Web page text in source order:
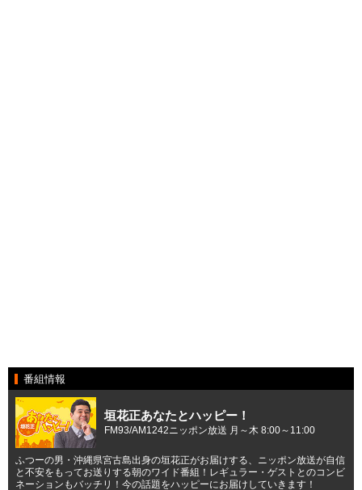
番組情報
垣花正あなたとハッピー！
FM93/AM1242ニッポン放送 月～木 8:00～11:00
ふつーの男・沖縄県宮古島出身の垣花正がお届けする、ニッポン放送が自信
と不安をもってお送りする朝のワイド番組！レギュラー・ゲストとのコンビ
ネーションもバッチリ！今の話題をハッピーにお届けしていきます！